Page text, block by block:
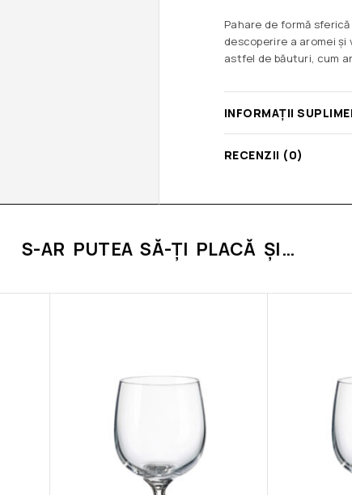
Pahare de formă
descoperire a aromei
astfel de băuturi, cum
INFORMAȚII
RECENZII (0)
S-AR PUTEA SĂ-ȚI PLACĂ ȘI…